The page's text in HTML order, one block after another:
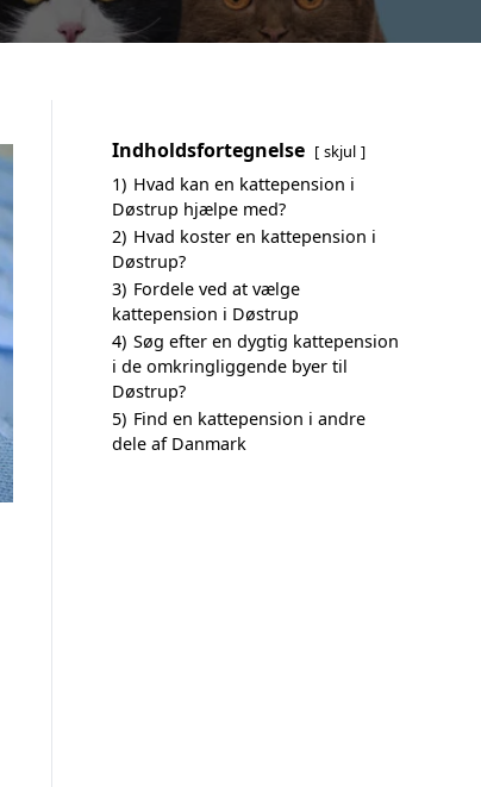
Indholdsfortegnelse skjul
1) Hvad kan en kattepension i
Døstrup hjælpe med?
2) Hvad koster en kattepension i
Døstrup?
3) Fordele ved at vælge
kattepension i Døstrup
4) Søg efter en dygtig kattepension
i de omkringliggende byer til
Døstrup?
5) Find en kattepension i andre
dele af Danmark